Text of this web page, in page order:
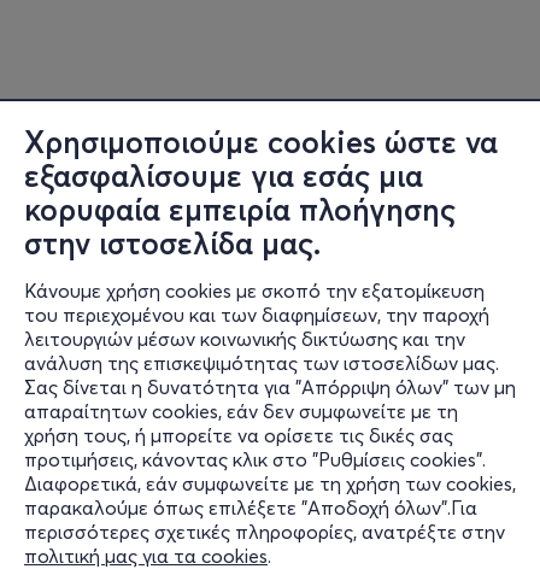
Χρησιμοποιούμε cookies ώστε να
εξασφαλίσουμε για εσάς μια
κορυφαία εμπειρία πλοήγησης
στην ιστοσελίδα μας.
Κάνουμε χρήση cookies με σκοπό την εξατομίκευση
του περιεχομένου και των διαφημίσεων, την παροχή
λειτουργιών μέσων κοινωνικής δικτύωσης και την
ανάλυση της επισκεψιμότητας των ιστοσελίδων μας.
Σας δίνεται η δυνατότητα για "Απόρριψη όλων" των μη
απαραίτητων cookies, εάν δεν συμφωνείτε με τη
χρήση τους, ή μπορείτε να ορίσετε τις δικές σας
προτιμήσεις, κάνοντας κλικ στο "Ρυθμίσεις cookies".
Διαφορετικά, εάν συμφωνείτε με τη χρήση των cookies,
παρακαλούμε όπως επιλέξετε "Αποδοχή όλων".Για
περισσότερες σχετικές πληροφορίες, ανατρέξτε στην
πολιτική μας για τα cookies.
Πληροφορίες
Υποστήριξη
Stay Connected